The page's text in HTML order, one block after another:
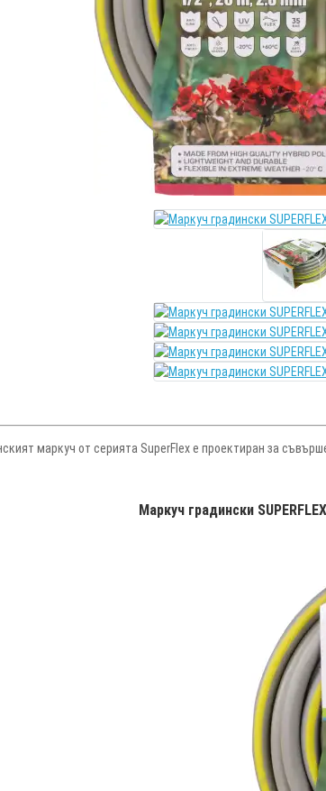
маркуч от серията SuperFlex е проектиран за
Маркуч градински